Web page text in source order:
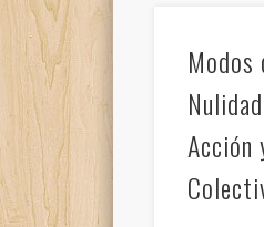
Modos
Acción